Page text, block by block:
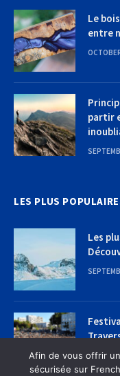
Le
entre
partir
LES PLUS
Les
Afin de vous offrir
sécurisée sur